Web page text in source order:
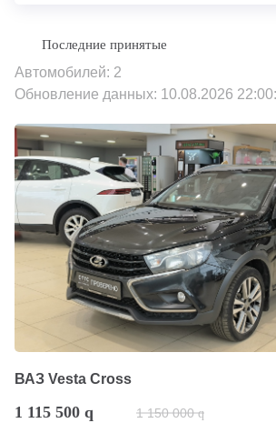
Автомобилей: 2
Обновление данных: 10.08.2026
ВАЗ Vesta Cross
1 115 500 q 1 150 000 q